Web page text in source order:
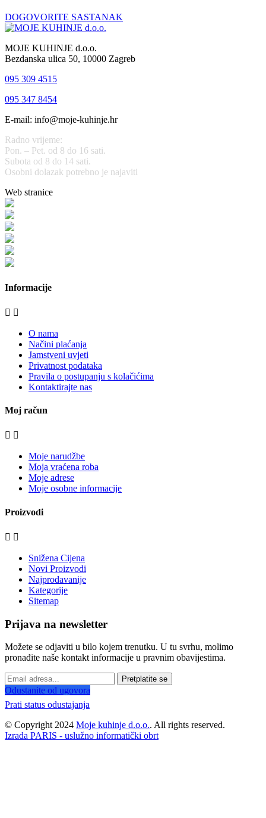
DOGOVORITE SASTANAK
MOJE KUHINJE d.o.o.
Bezdanska ulica 50, 10000 Zagreb
095 309 4515
095 347 8454
E-mail: info@moje-kuhinje.hr
Radno vrijeme:
Pon. – Pet. od 8 do 16 sati.
Subota od 8 do 14 sati.
Osobni dolazak potrebno je najaviti
Web stranice
Informacije
 
O nama
Načini plaćanja
Jamstveni uvjeti
Privatnost podataka
Pravila o postupanju s kolačićima
Kontaktirajte nas
Moj račun
 
Moje narudžbe
Moja vraćena roba
Moje adrese
Moje osobne informacije
Proizvodi
 
Snižena Cijena
Novi Proizvodi
Najprodavanije
Kategorije
Sitemap
Prijava na newsletter
Možete se odjaviti u bilo kojem trenutku. U tu svrhu, molimo
pronađite naše kontakt informacije u pravnim obavijestima.
Pretplatite se
Odustanite od ugovora
Prati status odustajanja
© Copyright 2024 Moje kuhinje d.o.o.. All rights reserved.
Izrada PARIS - uslužno informatički obrt